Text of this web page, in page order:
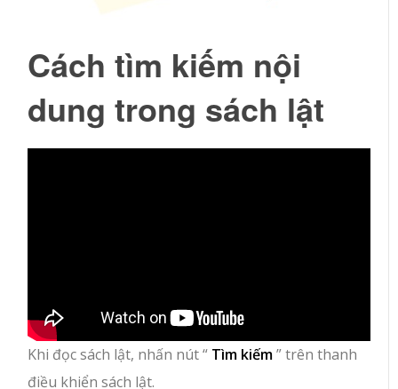
Cách tìm kiếm nội
dung trong sách lật
Khi đọc sách lật, nhấn nút “ Tìm kiếm” trên thanh
điều khiển sách lật.